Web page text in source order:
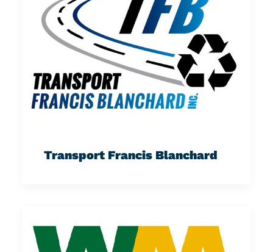
Transport Francis Blanchard